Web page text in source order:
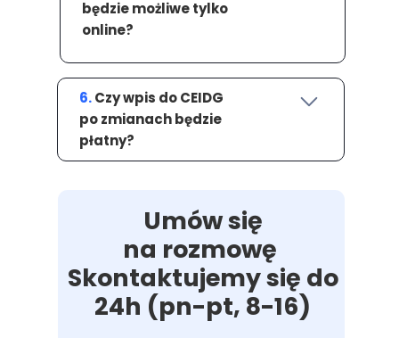
Umów się
na rozmowę
Skontaktujemy się do
24h (pn-pt, 8-16)
6.Czy wpis do CEIDG
po zmianach będzie
płatny?
będzie możliwe tylko
online?